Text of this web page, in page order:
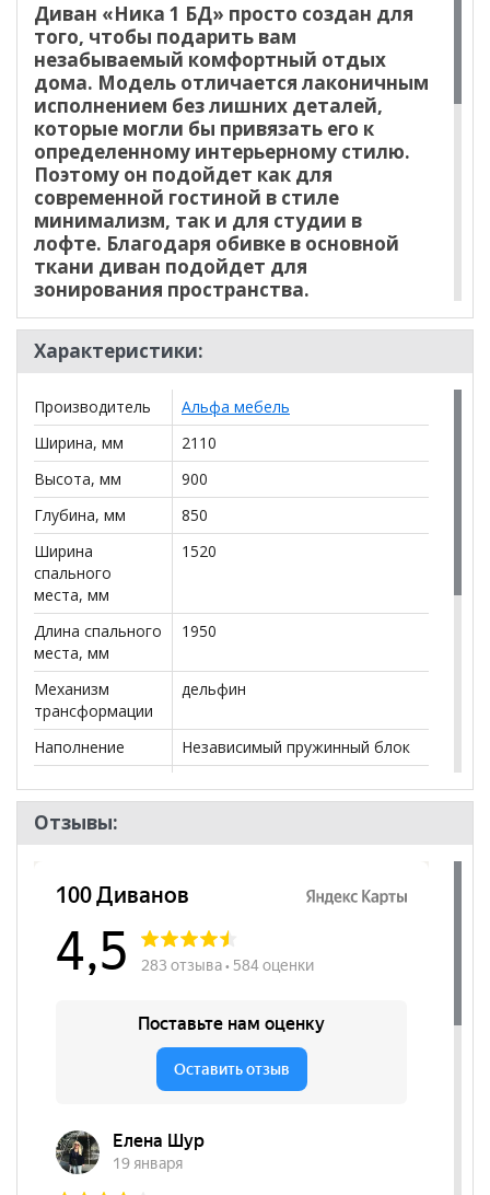
Диван «Ника 1 БД» просто создан для
того, чтобы подарить вам
незабываемый комфортный отдых
дома. Модель отличается лаконичным
исполнением без лишних деталей,
которые могли бы привязать его к
определенному интерьерному стилю.
Поэтому он подойдет как для
современной гостиной в стиле
минимализм, так и для студии в
лофте. Благодаря обивке в основной
ткани диван подойдет для
зонирования пространства.
Компактный габарит дивана
подойдет как для небольшой
гостиной, так и для спальни
подростка. Ника 1 БД легко
трансформируется в комфортное 2х
спальное место, с анатомичным
наполнением для комфортного
ежедневного сна.
*Дополнительную информацию о том, как купить
Диван Ника 1 БД
уточняйте у нашего менеджера по
телефону+79292022735
**Цены на официальном сайте100диванов.com
действительны только для интернет-магазина
могут отличаться от цен в розничных магазинах-
салонах сети!
Характеристики:
Производитель
Альфа мебель
Ширина, мм
2110
Высота, мм
900
Глубина, мм
850
Ширина
спального
места, мм
1520
Длина спального
места, мм
1950
Механизм
трансформации
дельфин
Наполнение
Независимый пружинный блок
мест
Наличие короба
нет
посадочного
места, мм
Современный
Гостиная, Спальня, Детская
Отзывы: